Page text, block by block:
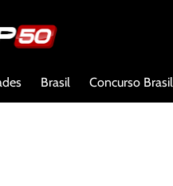
Brasil Concurso Brasil